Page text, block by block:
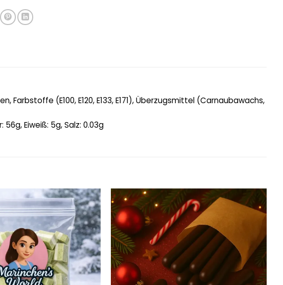
(E100, E120, E133, E171), Überzugsmittel (Carnaubawachs,
Eiweiß: 5g, Salz: 0.03g
Add to
wishlist